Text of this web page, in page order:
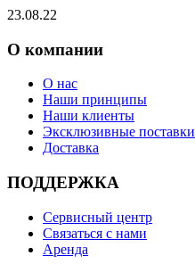
23.08.22
О компании
О нас
Наши принципы
Наши клиенты
Эксклюзивные поставки
Доставка
ПОДДЕРЖКА
Сервисный центр
Связаться с нами
Аренда